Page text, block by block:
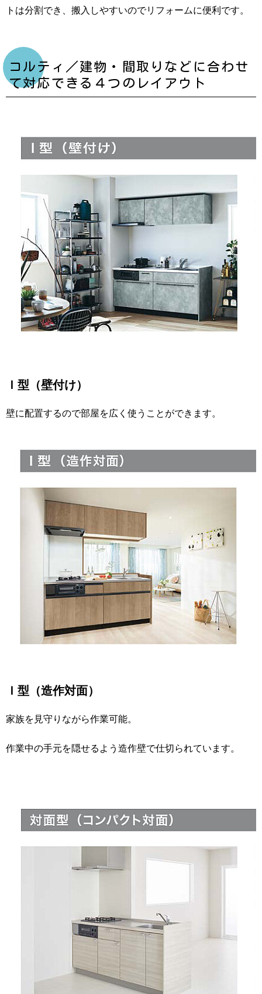
トは分割でき、搬入しやすいのでリフォームに便利です。
コルティ／建物・間取りなどに合わせ
て対応できる４つのレイアウト
Ｉ型（壁付け）
壁に配置するので部屋を広く使うことができます。
Ｉ型（造作対面）
家族を見守りながら作業可能。
作業中の手元を隠せるよう造作壁で仕切られています。